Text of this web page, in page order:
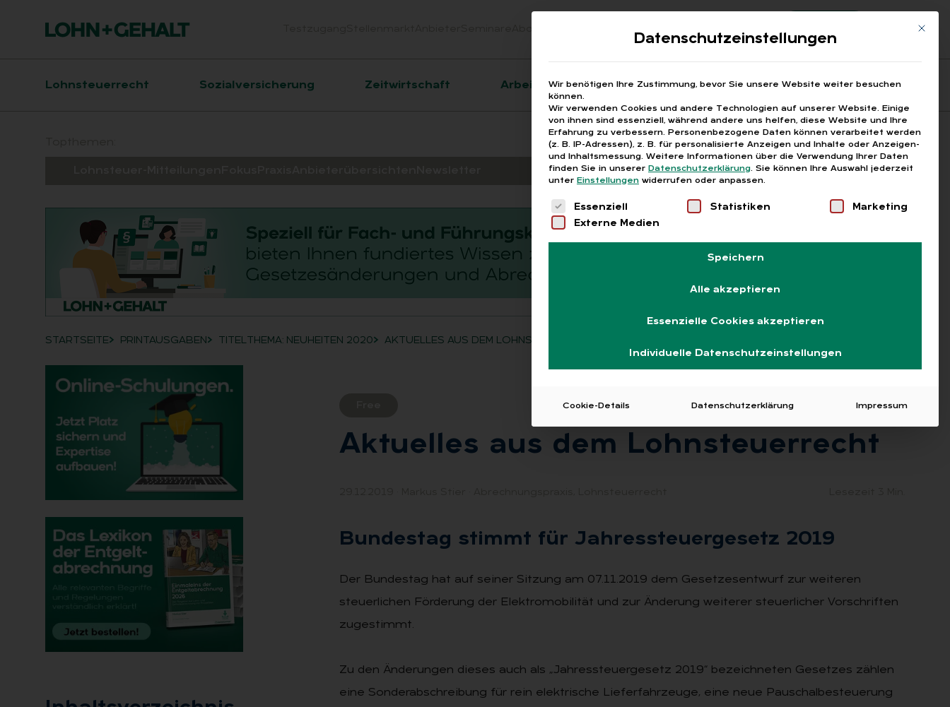
Suchen
Registrierung
Hauptnavigation
Lohnsteuerrecht Sozialversicherung Zeitwirtschaft Arbeitsrecht Fragen aus den ARGEn Printausgaben
Breadcrumb-Navigation
STARTSEITE PRINTAUSGABEN TITELTHEMA: NEUHEITEN 2020 AKTUELLES AUS DEM LOHNSTEUERRECHT
Ak­tu­el­les aus dem Lohn­steu­er­recht
Bun­des­tag stimmt für Jah­res­steu­er­ge­setz 2019
Der Bundestag hat auf seiner Sitzung am 07.11.2019 dem Gesetzesentwurf zur weiteren
steuerlichen Förderung der Elektromobilität und zur Änderung weiterer steuerlicher Vorschriften
zugestimmt.
Zu den Änderungen dieses auch als „Jahressteuergesetz 2019“ bezeichneten Gesetzes zählen
eine Sonderabschreibung für rein elektrische Lieferfahrzeuge, eine neue Pauschalbesteuerung
Mit
Datenschutzeinstellungen
Wir benötigen Ihre Zustimmung, bevor Sie unsere Website weiter besuchen
können.
Wir verwenden Cookies und andere Technologien auf unserer Website. Einige
von ihnen sind essenziell, während andere uns helfen, diese Website und Ihre
Erfahrung zu verbessern. Personenbezogene Daten können verarbeitet werden
(z. B. IP-Adressen), z. B. für personalisierte Anzeigen und Inhalte oder Anzeigen-
und Inhaltsmessung. Weitere Informationen über die Verwendung Ihrer Daten
finden Sie in unserer Datenschutzerklärung. Sie können Ihre Auswahl jederzeit
unter Einstellungen widerrufen oder anpassen.
Es folgt eine Liste der Service-Gruppen, für die eine
Essenziell Statistiken
Marketing
Externe Medien
Speichern
Alle akzeptieren
Essenzielle Cookies akzeptieren
Individuelle Datenschutzeinstellungen
Cookie-Details Datenschutzerklärung Impressum